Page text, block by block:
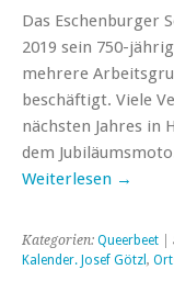
Das Eschenburger
2019 sein 750-
mehrere
beschäftigt. Viele
nächsten Jahres in
dem
Weiterlesen →
Kategorien: Queerbeet |
Kalender. Josef Götzl ,